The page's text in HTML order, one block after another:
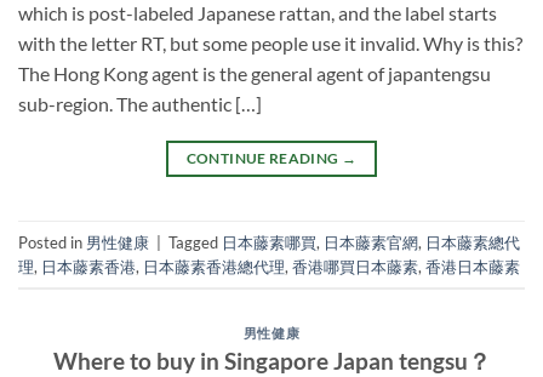
which is post-labeled Japanese rattan, and the label starts
with the letter RT, but some people use it invalid. Why is this?
The Hong Kong agent is the general agent of japantengsu
sub-region. The authentic […]
CONTINUE READING →
Posted in 男性健康 Tagged 日本藤素哪買, 日本藤素官網, 日本藤素總代
理, 日本藤素香港, 日本藤素香港總代理, 香港哪買日本藤素, 香港日本藤素
男性健康
Where to buy in Singapore Japan tengsu？